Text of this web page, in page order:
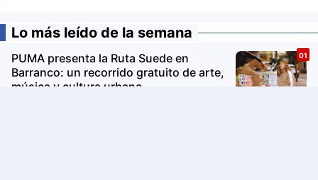
Lo más leído de la semana
PUMA presenta la Ruta Suede en
Barranco: un recorrido gratuito de arte,
música y cultura urbana